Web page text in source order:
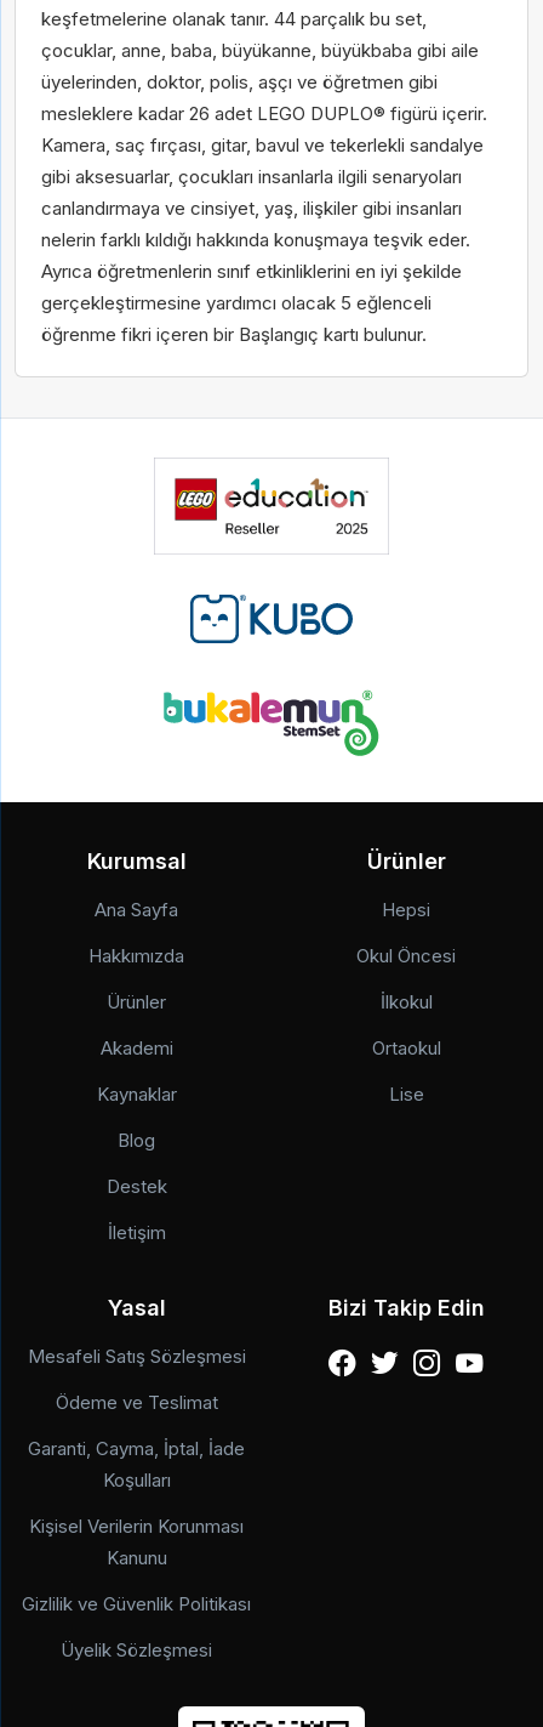
keşfetmelerine olanak tanır. 44 parçalık bu set,
çocuklar, anne, baba, büyükanne, büyükbaba gibi aile
üyelerinden, doktor, polis, aşçı ve öğretmen gibi
mesleklere kadar 26 adet LEGO DUPLO® figürü içerir.
Kamera, saç fırçası, gitar, bavul ve tekerlekli sandalye
gibi aksesuarlar, çocukları insanlarla ilgili senaryoları
canlandırmaya ve cinsiyet, yaş, ilişkiler gibi insanları
nelerin farklı kıldığı hakkında konuşmaya teşvik eder.
Ayrıca öğretmenlerin sınıf etkinliklerini en iyi şekilde
gerçekleştirmesine yardımcı olacak 5 eğlenceli
öğrenme fikri içeren bir Başlangıç kartı bulunur.
Kurumsal
Ana Sayfa
Hakkımızda
Ürünler
Akademi
Kaynaklar
Blog
Destek
İletişim
Ürünler
Hepsi
Okul Öncesi
İlkokul
Ortaokul
Lise
Yasal
Mesafeli Satış Sözleşmesi
Ödeme ve Teslimat
Garanti, Cayma, İptal, İade
Koşulları
Kişisel Verilerin Korunması
Kanunu
Gizlilik ve Güvenlik Politikası
Üyelik Sözleşmesi
Bizi Takip Edin
E-Posta
Kişisel verilerin korunmasına ilişkinaydınlatma
metniniburadan okuyabilirsiniz.
Kişiselleştirilmiş ve tercihlerime uygun
pazarlama faaliyetlerinin gerçekleştirilmesi
ile buna yönelik olarak fırsat ve
duyurulardan haberdar olmak için e-posta
kurulmasına açık rıza metni
onay veriyorum.
Gönder
E-Posta
Telefon
Kişisel verilerin korunmasına ilişkin aydınlatma
metniniburadan okuyabilirsiniz.
Kişiselleştirilmiş ve tercihlerime uygun
duyurulardan haberdar olmak için e-posta
ve telefon araması yolu ile tarafımla iletişim
açık rıza metnikapsamında
Taksit Seçenekleri
2-12 Taksit 2-6 Taksit
2-12 Taksit